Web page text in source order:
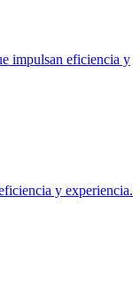
impulsan eficiencia y
y experiencia.